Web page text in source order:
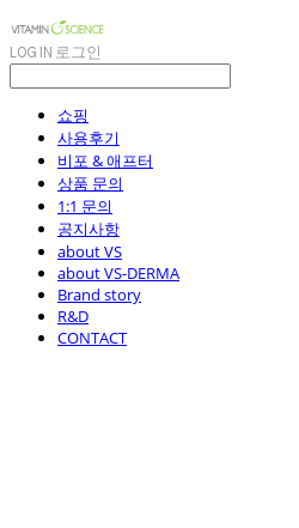
LOG IN 로그인
쇼핑
사용후기
비포 & 애프터
상품 문의
1:1 문의
공지사항
about VS
about VS-DERMA
Brand story
R&D
CONTACT